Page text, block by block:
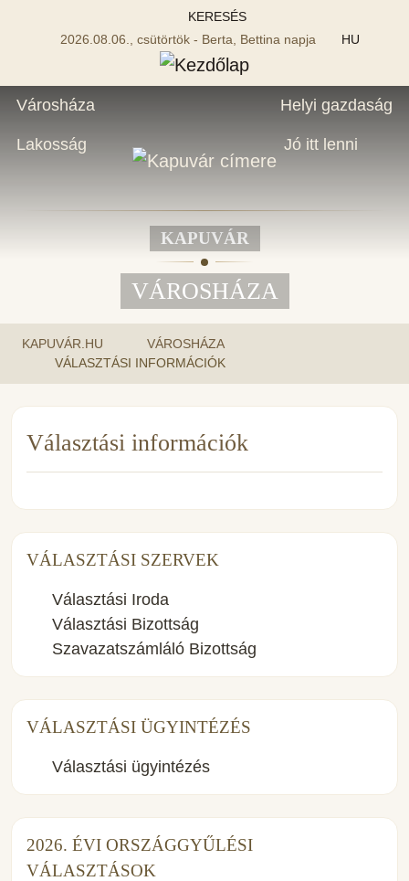
KERESÉS
2026.08.06., csütörtök - Berta, Bettina napja
HU
Városháza
Lakosság
Helyi gazdaság
Jó itt lenni
KAPUVÁR
VÁROSHÁZA
KAPUVÁR.HU
VÁROSHÁZA
VÁLASZTÁSI INFORMÁCIÓK
Választási információk
VÁLASZTÁSI SZERVEK
Választási Iroda
Választási Bizottság
Szavazatszámláló Bizottság
VÁLASZTÁSI ÜGYINTÉZÉS
Választási ügyintézés
2026. ÉVI ORSZÁGGYŰLÉSI
VÁLASZTÁSOK